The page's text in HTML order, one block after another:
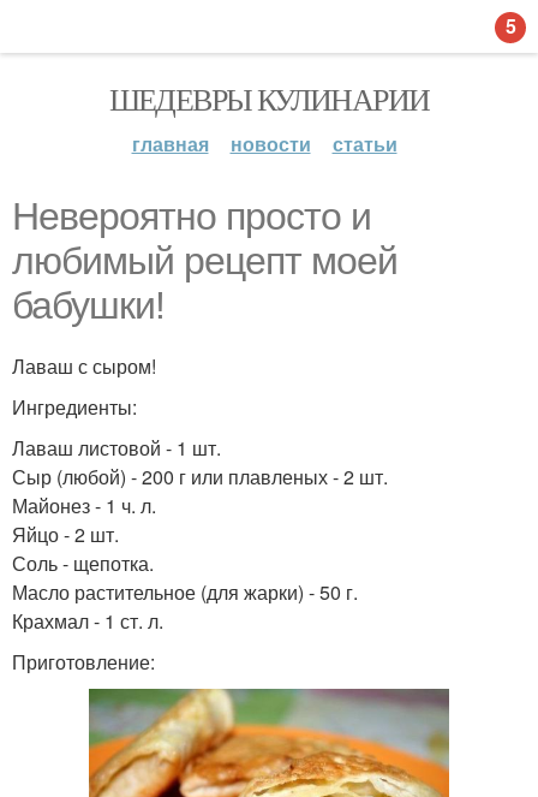
ШЕДЕВРЫ КУЛИНАРИИ
главная новости статьи
Невероятно просто и
любимый рецепт моей
бабушки!
Лаваш с сыром!
Ингредиенты:
Лаваш листовой - 1 шт.
Сыр (любой) - 200 г или плавленых - 2 шт.
Майонез - 1 ч. л.
Яйцо - 2 шт.
Соль - щепотка.
Масло растительное (для жарки) - 50 г.
Крахмал - 1 ст. л.
Приготовление:
5